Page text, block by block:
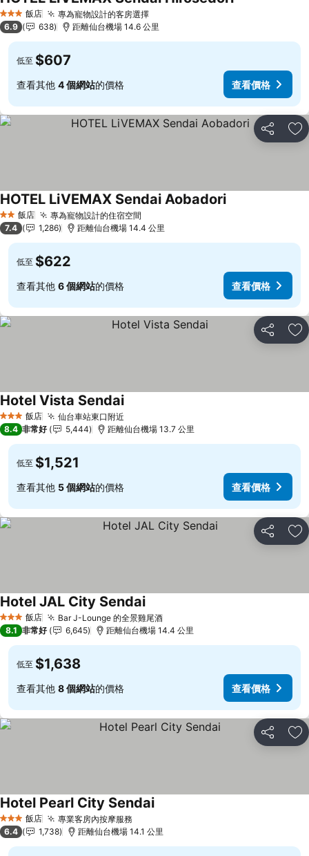
3 星級 飯店 專為寵物設計的客房選擇查看價格
查看價格
6.9 638 距離仙台機場 14.6 公里
低至 $607
查看其他 4 個網站的價格 查看價格
分享 加
2 星級飯店 專為寵物設計的住宿空間
HOTEL LiVEMAX Sendai Aobadori查看價格
7.4 1,286 距離仙台機場 14.4 公里
低至 $622
查看其他 6 個網站的價格 查看價格
分享 加
3 星級 飯店 仙台車站東口附近
Hotel Vista Sendai查看價格
8.4 非常好 5,444 距離仙台機場 13.7 公里
低至 $1,521
查看其他 5 個網站的價格 查看價格
分享 加
3 星級 飯店 Bar J-Lounge 的全景雞尾酒查看價格
Hotel JAL City Sendai查看價格
8.1 非常好 6,645 距離仙台機場 14.4 公里
低至 $1,638
查看其他 8 個網站的價格 查看價格
分享 加
3 星級 飯店 專業客房內按摩服務
Hotel Pearl City Sendai查看價格
6.4 1,738 距離仙台機場 14.1 公里